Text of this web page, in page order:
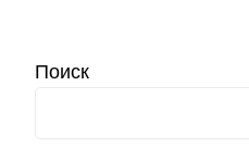
Поиск